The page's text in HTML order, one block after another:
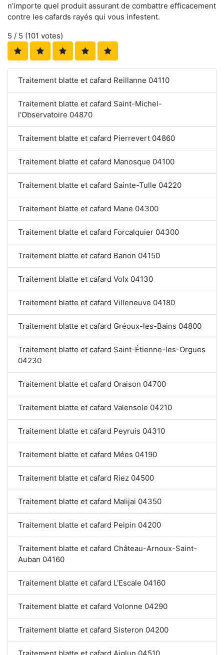
n'importe quel produit assurant de combattre efficacement
contre les cafards rayés qui vous infestent.
5 / 5 (101 votes)
Traitement blatte et cafard Reillanne 04110
Traitement blatte et cafard Saint-Michel-
l'Observatoire 04870
Traitement blatte et cafard Pierrevert 04860
Traitement blatte et cafard Manosque 04100
Traitement blatte et cafard Sainte-Tulle 04220
Traitement blatte et cafard Mane 04300
Traitement blatte et cafard Forcalquier 04300
Traitement blatte et cafard Banon 04150
Traitement blatte et cafard Volx 04130
Traitement blatte et cafard Villeneuve 04180
Traitement blatte et cafard Gréoux-les-Bains 04800
Traitement blatte et cafard Saint-Étienne-les-Orgues
04230
Traitement blatte et cafard Oraison 04700
Traitement blatte et cafard Valensole 04210
Traitement blatte et cafard Peyruis 04310
Traitement blatte et cafard Mées 04190
Traitement blatte et cafard Riez 04500
Traitement blatte et cafard Malijai 04350
Traitement blatte et cafard Peipin 04200
Traitement blatte et cafard Château-Arnoux-Saint-
Auban 04160
Traitement blatte et cafard L'Escale 04160
Traitement blatte et cafard Volonne 04290
Traitement blatte et cafard Sisteron 04200
Traitement blatte et cafard Aiglun 04510